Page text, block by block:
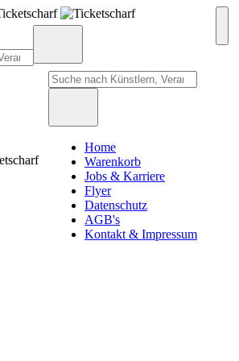
Home
Warenkorb
Jobs & Karriere
Flyer
Datenschutz
AGB's
Kontakt & Impressum